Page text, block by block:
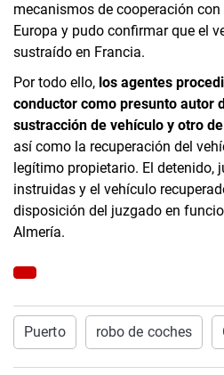
mecanismos de cooperación
Europa y pudo confirmar que el
sustraído en Francia.
Por todo ello, los agentes
conductor como presunto autor
sustracción de vehículo y otro
así como la recuperación del
legítimo propietario. El detenido,
instruidas y el vehículo
disposición del juzgado en
Almería.
Puerto robo de coches